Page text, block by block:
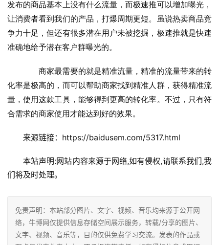
发布的商品基本上没有什么流量，而极速推可以增加曝光，
让消费者看到我们的产品，打爆周期更短。虽说热卖商品竞
争力十足，但还有很多潜在用户未被挖掘，极速推就是快速
准确地给予潜在客户群曝光的。
商家最需要的就是精准流量，精准的流量带来的转
化率是极高的，而可以帮助商家找到精准人群，获得精准流
量，使用这款工具，能够得到更高的转化率。不过，只有符
合需求的商家使用才能达到好的效果。
来源链接：https://baidusem.com/5317.html
本站声明:网站内容来源于网络,如有侵权,请联系我们,我
们将及时处理。
免责声明：本站部分图片、文字、视频、音乐均来源于公开网
络，牛博网仅提供信息存储空间展示服务，转载/分享的图片、
文字、视频、音乐等，目的仅供免费学习交流。发表的作品或